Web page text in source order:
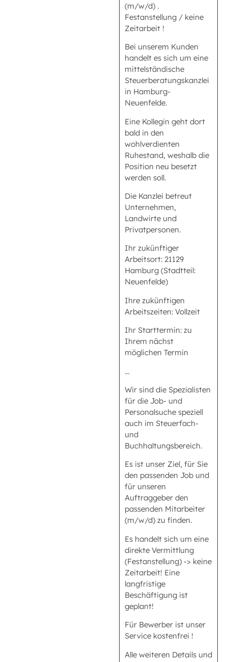
(m/w/d) .
Festanstellung / keine
Zeitarbeit !
Bei unserem Kunden
handelt es sich um eine
mittelständische
Steuerberatungskanzlei
in Hamburg-
Neuenfelde.
Eine Kollegin geht dort
bald in den
wohlverdienten
Ruhestand, weshalb die
Position neu besetzt
werden soll.
Die Kanzlei betreut
Unternehmen,
Landwirte und
Privatpersonen.
Ihr zukünftiger
Arbeitsort: 21129
Hamburg (Stadtteil:
Neuenfelde)
Ihre zukünftigen
Arbeitszeiten: Vollzeit
Ihr Starttermin: zu
Ihrem nächst
möglichen Termin
…
Wir sind die Spezialisten
für die Job- und
Personalsuche speziell
auch im Steuerfach-
und
Buchhaltungsbereich.
Es ist unser Ziel, für Sie
den passenden Job und
für unseren
Auftraggeber den
passenden Mitarbeiter
(m/w/d) zu finden.
Es handelt sich um eine
direkte Vermittlung
(Festanstellung) -> keine
Zeitarbeit! Eine
langfristige
Beschäftigung ist
geplant!
Für Bewerber ist unser
Service kostenfrei !
Alle weiteren Details und